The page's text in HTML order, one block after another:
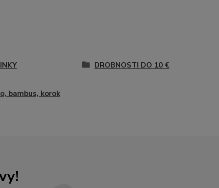
DROBNOSTI DO 10 €
bambus, korok